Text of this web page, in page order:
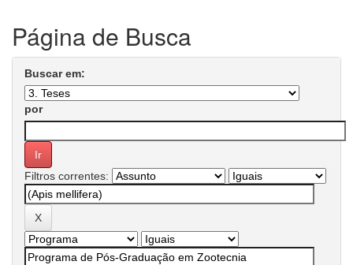
Página de Busca
Buscar em:
por
Filtros correntes: